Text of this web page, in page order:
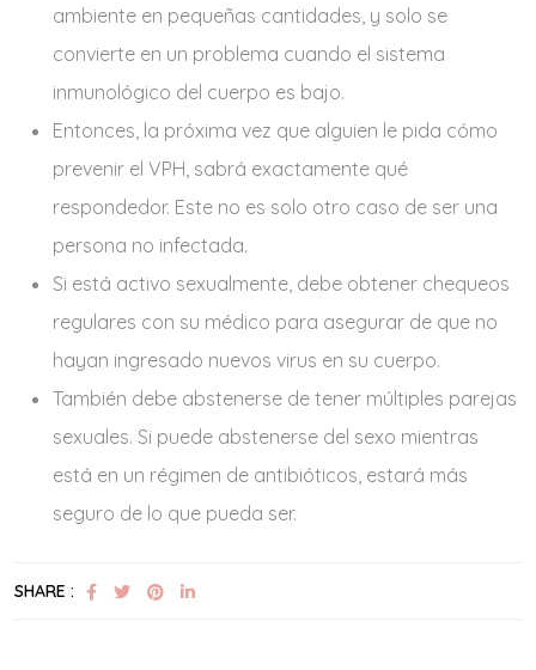
ambiente en pequeñas cantidades, y solo se
convierte en un problema cuando el sistema
inmunológico del cuerpo es bajo.
Entonces, la próxima vez que alguien le pida cómo
prevenir el VPH, sabrá exactamente qué
respondedor. Este no es solo otro caso de ser una
persona no infectada.
Si está activo sexualmente, debe obtener chequeos
regulares con su médico para asegurar de que no
hayan ingresado nuevos virus en su cuerpo.
También debe abstenerse de tener múltiples parejas
sexuales. Si puede abstenerse del sexo mientras
está en un régimen de antibióticos, estará más
seguro de lo que pueda ser.
SHARE :